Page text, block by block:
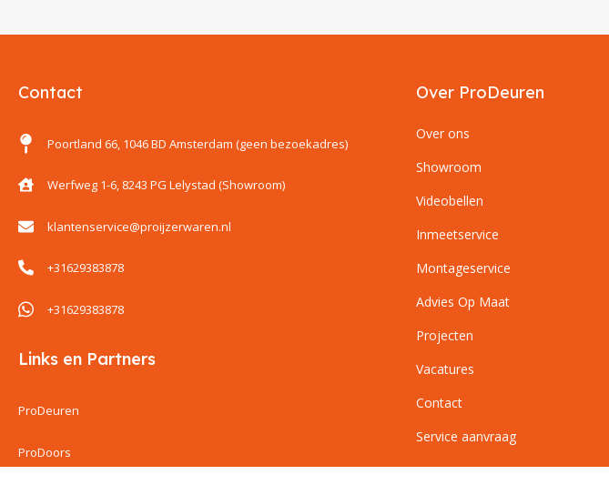
Contact
Poortland 66, 1046 BD Amsterdam (geen bezoekadres)
Werfweg 1-6, 8243 PG Lelystad (Showroom)
klantenservice@proijzerwaren.nl
+31629383878
+31629383878
Links en Partners
ProDeuren
ProDoors
Over ProDeuren
Over ons
Showroom
Videobellen
Inmeetservice
Montageservice
Advies Op Maat
Projecten
Vacatures
Contact
Service aanvraag